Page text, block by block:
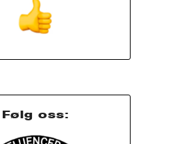
Følg oss: